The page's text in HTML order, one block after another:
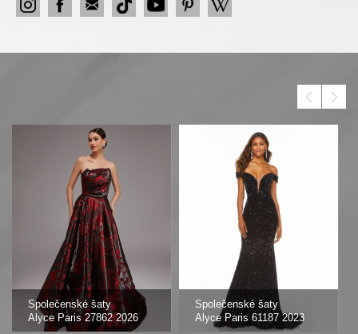
Společenské šaty
Alyce Paris 27862 2026
Společenské šaty
Alyce Paris 61187 2023